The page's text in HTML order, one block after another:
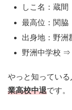
しこ名：蔵
最高位：関脇
出身地：野洲
野洲中学校 ⇒
やっと知っている
業高校中退です。